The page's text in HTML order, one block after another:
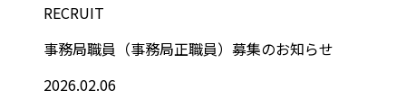
RECRUIT
事務局職員（事務局正職員）募集のお知らせ
2026.02.06